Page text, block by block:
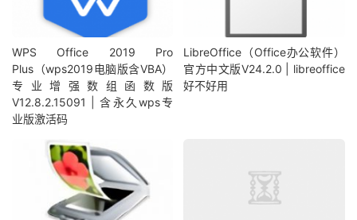
WPS Office 2019 Pro
Plus（wps2019电脑版含VBA）
专业增强数组函数版
V12.8.2.15091 | 含永久wps专
业版激活码
LibreOffice（Office办公软件）
官方中文版V24.2.0 | libreoffice
好不好用